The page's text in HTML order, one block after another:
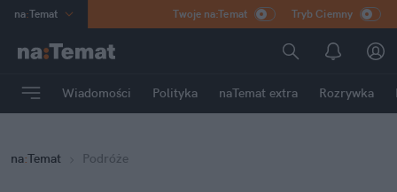
na:Temat
Poland
mama
Rozrywka
Twoje na:Temat Tryb Ciemny
Wiadomości Polityka naTemat extra Rozrywka
na:Temat Podróże